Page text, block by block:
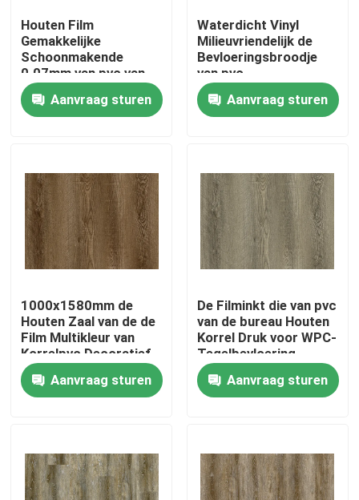
Home
Products
Factory Tour
Quality Control
Request A Quote
De decoratieve film van pvc
Pvc lamineerde Film
Houten Film
Gemakkelijke
Schoonmakende
0.07mm van pvc van
de
misvormingsweerstand
Aanvraag sturen
Waterdicht Vinyl
Milieuvriendelijk de
Bevloeringsbroodje
van pvc
Aanvraag sturen
1000x1580mm de
Houten Zaal van de de
Film Multikleur van
Korrelpvc Decoratief
voor Bevloering
Aanvraag sturen
De Filminkt die van pvc
van de bureau Houten
Korrel Druk voor WPC-
Tegelbevloering
overbrengen
Aanvraag sturen